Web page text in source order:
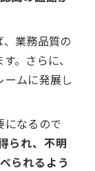
業務品質の
。さらに、
ムに発展し
になるので
られ、不明
られるよう